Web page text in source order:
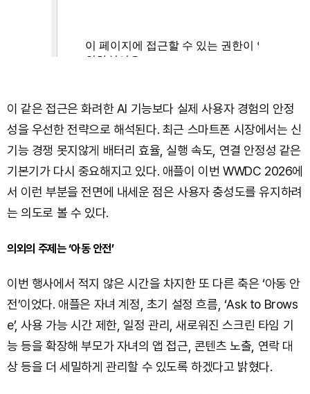
이 같은 접근은 화려한 AI 기능보다 실제 사용자 경험의 안정
성을 우선한 전략으로 해석된다. 최근 스마트폰 시장에서는 신
기능 경쟁 못지않게 배터리 효율, 실행 속도, 연결 안정성 같은
기본기가 다시 중요해지고 있다. 애플이 이번 WWDC 2026에
서 이런 부분을 전면에 내세운 점은 사용자 충성도를 유지하려
는 의도로 볼 수 있다.
의외의 주제는 ‘아동 안전’
이번 행사에서 적지 않은 시간을 차지한 또 다른 축은 ‘아동 안
전’이었다. 애플은 자녀 계정, 초기 설정 흐름, ‘Ask to Brows
e’, 사용 가능 시간 제한, 일정 관리, 새로워진 스크린 타임 기
능 등을 확장해 부모가 자녀의 앱 접근, 콘텐츠 노출, 연락 대
상 등을 더 세밀하게 관리할 수 있도록 하겠다고 밝혔다.